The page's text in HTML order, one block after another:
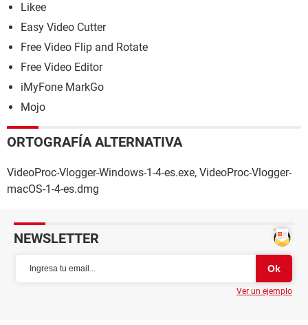
Likee
Easy Video Cutter
Free Video Flip and Rotate
Free Video Editor
iMyFone MarkGo
Mojo
ORTOGRAFÍA ALTERNATIVA
VideoProc-Vlogger-Windows-1-4-es.exe, VideoProc-Vlogger-
macOS-1-4-es.dmg
NEWSLETTER
Ver un ejemplo